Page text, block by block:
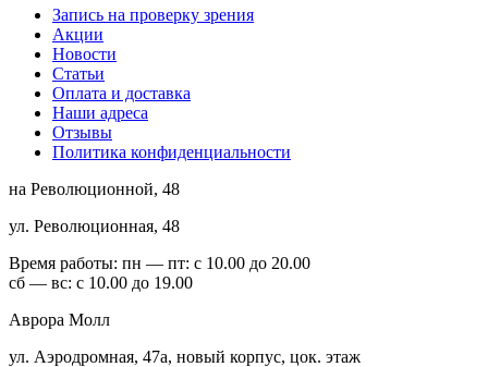
Запись на проверку зрения
Акции
Новости
Статьи
Оплата и доставка
Наши адреса
Отзывы
Политика конфиденциальности
на Революционной, 48
ул. Революционная, 48
Время работы: пн — пт: с 10.00 до 20.00
сб — вс: с 10.00 до 19.00
Аврора Молл
ул. Аэродромная, 47а, новый корпус, цок. этаж